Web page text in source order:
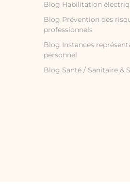
Blog Habilitation
Blog Prévention des
professionnels
Blog Instances
personnel
Blog Santé / Sanitaire &